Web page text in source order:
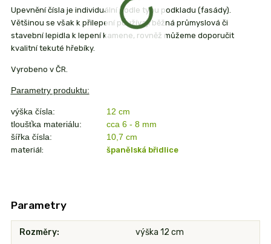
Upevnění čísla je individuální podle typu podkladu (fasády).
Většinou se však k přilepení používají běžná průmyslová či
stavební lepidla k lepení kamene, rovněž můžeme doporučit
kvalitní tekuté hřebíky.
Vyrobeno v ČR.
Parametry produktu:
výška čísla:
12 cm
tloušťka materiálu:
cca 6 - 8 mm
šířka čísla:
10,7 cm
materiál: španělská břidlice
Parametry
Rozměry výška 12 cm